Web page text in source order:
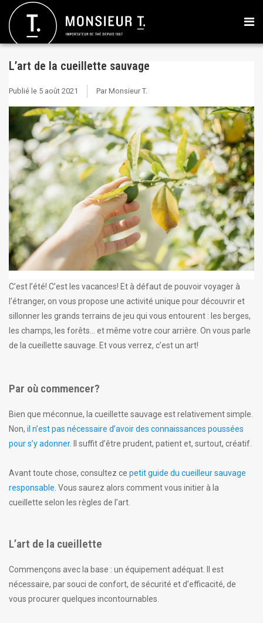
L’art de la cueillette sauvage
Publié le 5 août 2021 Par Monsieur T.
C’est l’été! C’est les vacances! Et à défaut de pouvoir voyager à
l’étranger, on vous propose une activité unique pour découvrir et
sillonner les grands terrains de jeu qui vous entourent : les berges,
les champs, les forêts… et même votre cour arrière. On vous parle
de la cueillette sauvage. Et vous verrez, c’est un art!
Par où commencer?
Bien que méconnue, la cueillette sauvage est relativement simple.
Non, il n’est pas nécessaire d’avoir des connaissances poussées
pour s’y adonner. Il suffit d’être prudent, patient et, surtout, créatif.
Avant toute chose, consultez ce petit guide du cueilleur sauvage
responsable . Vous saurez alors comment vous initier à la
cueillette selon les règles de l’art.
L’art de la cueillette
Commençons avec la base : un équipement adéquat. Il est
nécessaire, par souci de confort, de sécurité et d’efficacité, de
vous procurer quelques incontournables.